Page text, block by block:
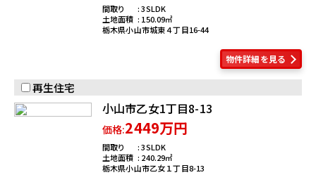
栃木県小山市城東４丁目16-44
間取り
3SLDK
土地面積
150.09
物件詳細を見る
再生住宅
小山市乙女1丁目8-13
価格:2449万円
栃木県小山市乙女１丁目8-13
間取り
3SLDK
土地面積
240.29